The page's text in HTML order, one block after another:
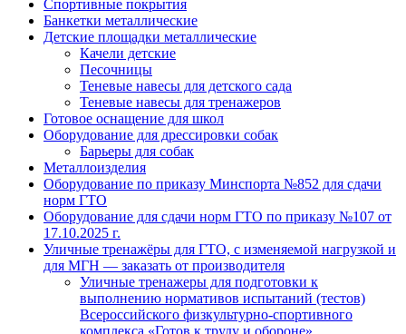
Спортивные покрытия
Банкетки металлические
Детские площадки металлические
Качели детские
Песочницы
Теневые навесы для детского сада
Теневые навесы для тренажеров
Готовое оснащение для школ
Оборудование для дрессировки собак
Барьеры для собак
Металлоизделия
Оборудование по приказу Минспорта №852 для сдачи
норм ГТО
Оборудование для сдачи норм ГТО по приказу №107 от
17.10.2025 г.
Уличные тренажёры для ГТО, с изменяемой нагрузкой и
для МГН — заказать от производителя
Уличные тренажеры для подготовки к
выполнению нормативов испытаний (тестов)
Всероссийского физкультурно-спортивного
комплекса «Готов к труду и обороне»